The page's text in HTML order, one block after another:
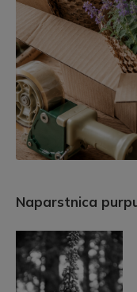
Naparstnica